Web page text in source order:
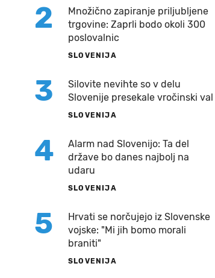
2
Množično zapiranje priljubljene
trgovine: Zaprli bodo okoli 300
poslovalnic
SLOVENIJA
3
Silovite nevihte so v delu
Slovenije presekale vročinski val
SLOVENIJA
4
Alarm nad Slovenijo: Ta del
države bo danes najbolj na
udaru
SLOVENIJA
5
Hrvati se norčujejo iz Slovenske
vojske: "Mi jih bomo morali
braniti"
SLOVENIJA